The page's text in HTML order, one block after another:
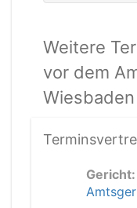
Weitere
vor dem
Wiesbaden
Gericht: